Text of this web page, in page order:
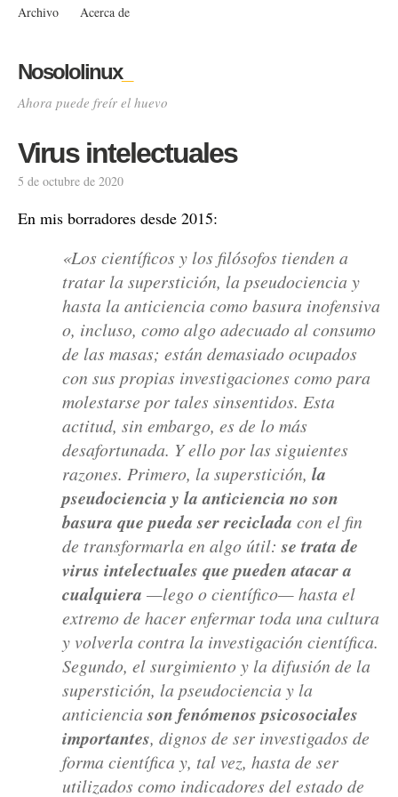
Archivo Acerca de
Nosololinux_
Ahora puede freír el huevo
Virus intelectuales
5 de octubre de 2020
En mis borradores desde 2015:
«Los científicos y los filósofos tienden a
tratar la superstición, la pseudociencia y
hasta la anticiencia como basura inofensiva
o, incluso, como algo adecuado al consumo
de las masas; están demasiado ocupados
con sus propias investigaciones como para
molestarse por tales sinsentidos. Esta
actitud, sin embargo, es de lo más
desafortunada. Y ello por las siguientes
razones. Primero, la superstición, la
pseudociencia y la anticiencia no son
basura que pueda ser reciclada con el fin
de transformarla en algo útil:se trata de
virus intelectuales que pueden atacar a
cualquiera —lego o científico— hasta el
extremo de hacer enfermar toda una cultura
y volverla contra la investigación científica.
Segundo, el surgimiento y la difusión de la
superstición, la pseudociencia y la
anticienciason fenómenos psicosociales
importantes, dignos de ser investigados de
forma científica y, tal vez, hasta de ser
utilizados como indicadores del estado de